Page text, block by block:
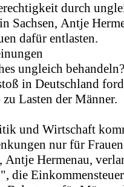
durch
Sachsen, Antje
dafür entlasten.
ungleich behandeln?
in Deutschland
zu Lasten der Männer.
und Wirtschaft
nur für
Antje Hermenau,
die